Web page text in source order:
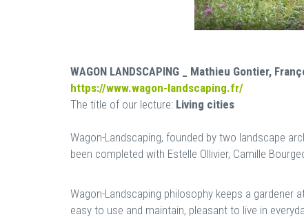
WAGON LANDSCAPING _ Mathieu Gontier,
https://www.wagon-landscaping.fr/
The title of our lecture: Living cities
Wagon-Landscaping, founded by two landscape
been completed with Estelle Ollivier, Camille
Wagon-Landscaping philosophy keeps a gardener
easy to use and maintain, pleasant to live in